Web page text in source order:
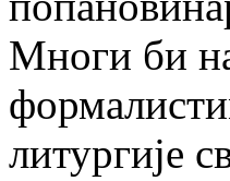
Многи би
литургије